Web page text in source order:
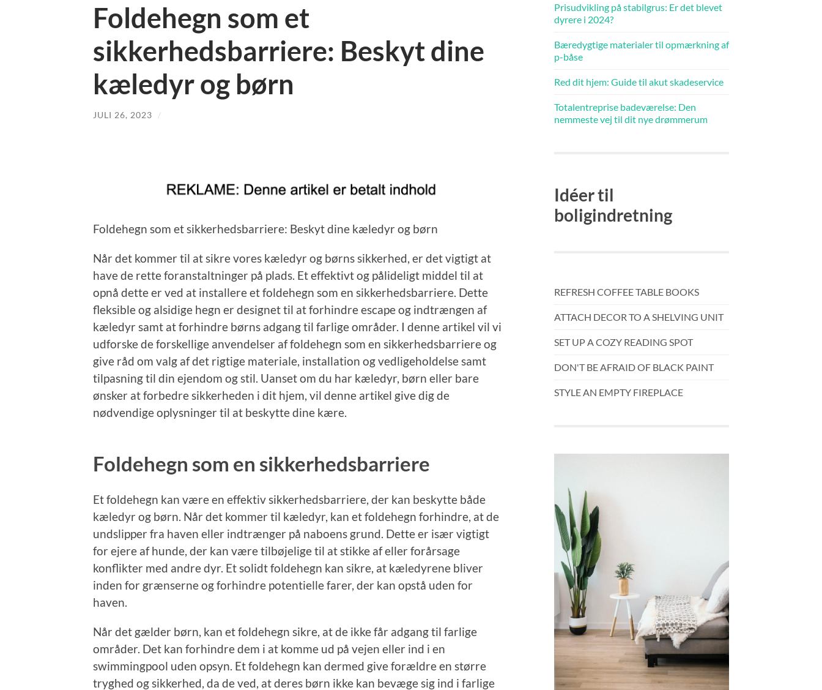
Foldehegn som et
sikkerhedsbarriere: Beskyt dine
kæledyr og børn
JULI 26, 2023 /
Foldehegn som et sikkerhedsbarriere: Beskyt dine kæledyr og børn
Når det kommer til at sikre vores kæledyr og børns sikkerhed, er det vigtigt at
have de rette foranstaltninger på plads. Et effektivt og pålideligt middel til at
opnå dette er ved at installere et foldehegn som en sikkerhedsbarriere. Dette
fleksible og alsidige hegn er designet til at forhindre escape og indtrængen af
kæledyr samt at forhindre børns adgang til farlige områder. I denne artikel vil vi
udforske de forskellige anvendelser af foldehegn som en sikkerhedsbarriere og
give råd om valg af det rigtige materiale, installation og vedligeholdelse samt
tilpasning til din ejendom og stil. Uanset om du har kæledyr, børn eller bare
ønsker at forbedre sikkerheden i dit hjem, vil denne artikel give dig de
nødvendige oplysninger til at beskytte dine kære.
Foldehegn som en sikkerhedsbarriere
Et foldehegn kan være en effektiv sikkerhedsbarriere, der kan beskytte både
kæledyr og børn. Når det kommer til kæledyr, kan et foldehegn forhindre, at de
undslipper fra haven eller indtrænger på naboens grund. Dette er især vigtigt
for ejere af hunde, der kan være tilbøjelige til at stikke af eller forårsage
konflikter med andre dyr. Et solidt foldehegn kan sikre, at kæledyrene bliver
inden for grænserne og forhindre potentielle farer, der kan opstå uden for
haven.
Når det gælder børn, kan et foldehegn sikre, at de ikke får adgang til farlige
områder. Det kan forhindre dem i at komme ud på vejen eller ind i en
swimmingpool uden opsyn. Et foldehegn kan dermed give forældre en større
tryghed og sikkerhed, da de ved, at deres børn ikke kan bevæge sig ind i farlige
Prisudvikling på stabilgrus: Er det blevet
dyrere i 2024?
Bæredygtige materialer til opmærkning af
p-båse
Red dit hjem: Guide til akut skadeservice
Totalentreprise badeværelse: Den
nemmeste vej til dit nye drømmerum
Idéer til
boligindretning
REFRESH COFFEE TABLE BOOKS
ATTACH DECOR TO A SHELVING UNIT
SET UP A COZY READING SPOT
DON'T BE AFRAID OF BLACK PAINT
STYLE AN EMPTY FIREPLACE